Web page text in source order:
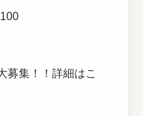
募集！！詳細はこ